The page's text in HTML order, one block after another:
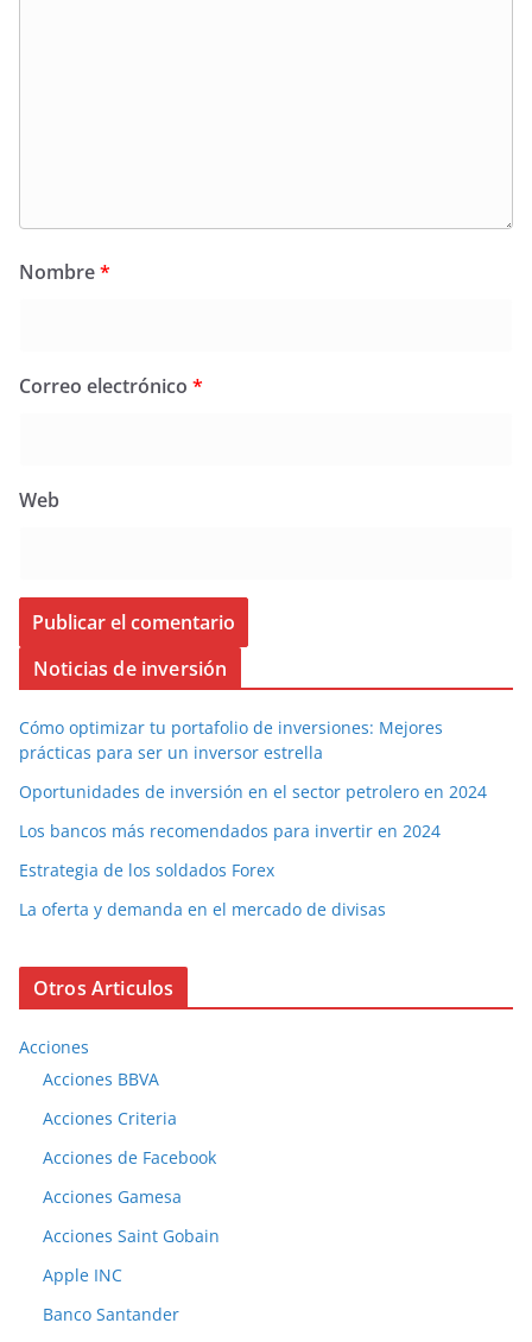
Nombre*
Correo electrónico *
Web
Noticias de inversión
Cómo optimizar tu portafolio de inversiones: Mejores
prácticas para ser un inversor estrella
Oportunidades de inversión en el sector petrolero en 2024
Los bancos más recomendados para invertir en 2024
Estrategia de los soldados Forex
La oferta y demanda en el mercado de divisas
Otros Articulos
Acciones
Acciones BBVA
Acciones Criteria
Acciones de Facebook
Acciones Gamesa
Acciones Saint Gobain
Apple INC
Banco Santander